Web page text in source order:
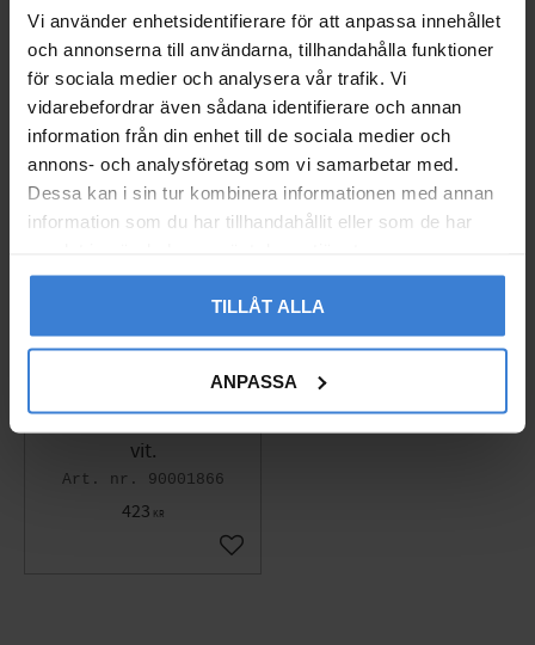
Vi använder enhetsidentifierare för att anpassa innehållet
och annonserna till användarna, tillhandahålla funktioner
för sociala medier och analysera vår trafik. Vi
vidarebefordrar även sådana identifierare och annan
information från din enhet till de sociala medier och
annons- och analysföretag som vi samarbetar med.
Dessa kan i sin tur kombinera informationen med annan
information som du har tillhandahållit eller som de har
TILLÅT ALLA
ANPASSA
Gem som favorit Gem
vit.
90001866
423 KR
Gem som favorit